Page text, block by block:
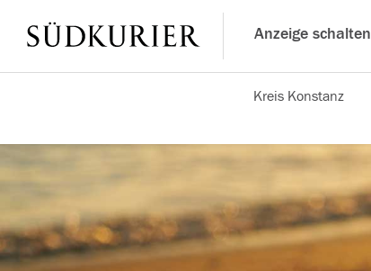
Anzeige schalten
Kreis Konstanz